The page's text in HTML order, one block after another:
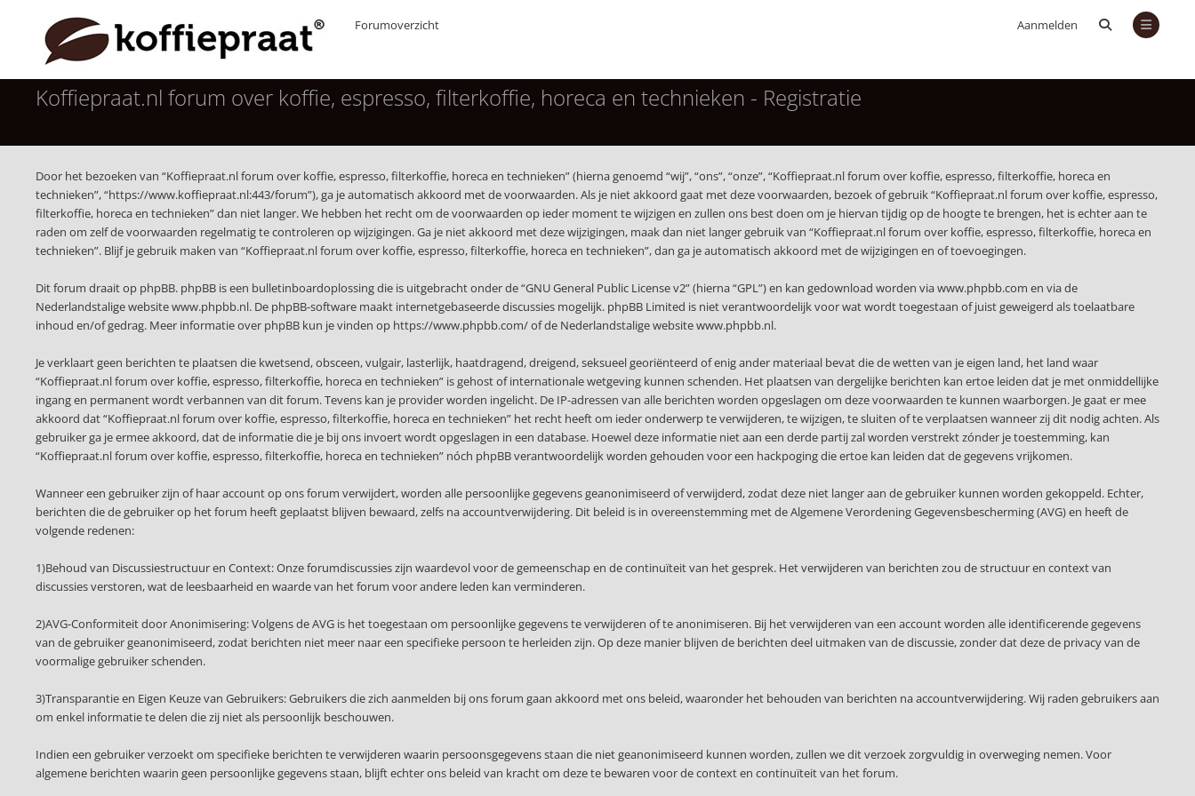
Aanmelden
Forumoverzicht
Koffiepraat.nl forum over koffie, espresso, filterkoffie, horeca en technieken - Registratie
Door het bezoeken van “Koffiepraat.nl forum over koffie, espresso, filterkoffie, horeca en technieken” (hierna genoemd “wij”, “ons”, “onze”, “Koffiepraat.nl forum over koffie, espresso, filterkoffie, horeca en
technieken”, “https://www.koffiepraat.nl:443/forum”), ga je automatisch akkoord met de voorwaarden. Als je niet akkoord gaat met deze voorwaarden, bezoek of gebruik “Koffiepraat.nl forum over koffie, espresso,
filterkoffie, horeca en technieken” dan niet langer. We hebben het recht om de voorwaarden op ieder moment te wijzigen en zullen ons best doen om je hiervan tijdig op de hoogte te brengen, het is echter aan te
raden om zelf de voorwaarden regelmatig te controleren op wijzigingen. Ga je niet akkoord met deze wijzigingen, maak dan niet langer gebruik van “Koffiepraat.nl forum over koffie, espresso, filterkoffie, horeca en
technieken”. Blijf je gebruik maken van “Koffiepraat.nl forum over koffie, espresso, filterkoffie, horeca en technieken”, dan ga je automatisch akkoord met de wijzigingen en of toevoegingen.
Dit forum draait op phpBB. phpBB is een bulletinboardoplossing die is uitgebracht onder de “GNU General Public License v2” (hierna “GPL”) en kan gedownload worden viawww.phpbb.com en via de
Nederlandstalige websitewww.phpbb.nl. De phpBB-software maakt internetgebaseerde discussies mogelijk. phpBB Limited is niet verantwoordelijk voor wat wordt toegestaan of juist geweigerd als toelaatbare
inhoud en/of gedrag. Meer informatie over phpBB kun je vinden op https://www.phpbb.com/of de Nederlandstalige websitewww.phpbb.nl.
Je verklaart geen berichten te plaatsen die kwetsend, obsceen, vulgair, lasterlijk, haatdragend, dreigend, seksueel georiënteerd of enig ander materiaal bevat die de wetten van je eigen land, het land waar
“Koffiepraat.nl forum over koffie, espresso, filterkoffie, horeca en technieken” is gehost of internationale wetgeving kunnen schenden. Het plaatsen van dergelijke berichten kan ertoe leiden dat je met onmiddellijke
ingang en permanent wordt verbannen van dit forum. Tevens kan je provider worden ingelicht. De IP-adressen van alle berichten worden opgeslagen om deze voorwaarden te kunnen waarborgen. Je gaat er mee
akkoord dat “Koffiepraat.nl forum over koffie, espresso, filterkoffie, horeca en technieken” het recht heeft om ieder onderwerp te verwijderen, te wijzigen, te sluiten of te verplaatsen wanneer zij dit nodig achten. Als
gebruiker ga je ermee akkoord, dat de informatie die je bij ons invoert wordt opgeslagen in een database. Hoewel deze informatie niet aan een derde partij zal worden verstrekt zónder je toestemming, kan
“Koffiepraat.nl forum over koffie, espresso, filterkoffie, horeca en technieken” nóch phpBB verantwoordelijk worden gehouden voor een hackpoging die ertoe kan leiden dat de gegevens vrijkomen.
Wanneer een gebruiker zijn of haar account op ons forum verwijdert, worden alle persoonlijke gegevens geanonimiseerd of verwijderd, zodat deze niet langer aan de gebruiker kunnen worden gekoppeld. Echter,
berichten die de gebruiker op het forum heeft geplaatst blijven bewaard, zelfs na accountverwijdering. Dit beleid is in overeenstemming met de Algemene Verordening Gegevensbescherming (AVG) en heeft de
volgende redenen:
1)Behoud van Discussiestructuur en Context: Onze forumdiscussies zijn waardevol voor de gemeenschap en de continuïteit van het gesprek. Het verwijderen van berichten zou de structuur en context van
discussies verstoren, wat de leesbaarheid en waarde van het forum voor andere leden kan verminderen.
2)AVG-Conformiteit door Anonimisering: Volgens de AVG is het toegestaan om persoonlijke gegevens te verwijderen of te anonimiseren. Bij het verwijderen van een account worden alle identificerende gegevens
van de gebruiker geanonimiseerd, zodat berichten niet meer naar een specifieke persoon te herleiden zijn. Op deze manier blijven de berichten deel uitmaken van de discussie, zonder dat deze de privacy van de
voormalige gebruiker schenden.
3)Transparantie en Eigen Keuze van Gebruikers: Gebruikers die zich aanmelden bij ons forum gaan akkoord met ons beleid, waaronder het behouden van berichten na accountverwijdering. Wij raden gebruikers aan
om enkel informatie te delen die zij niet als persoonlijk beschouwen.
Indien een gebruiker verzoekt om specifieke berichten te verwijderen waarin persoonsgegevens staan die niet geanonimiseerd kunnen worden, zullen we dit verzoek zorgvuldig in overweging nemen. Voor
algemene berichten waarin geen persoonlijke gegevens staan, blijft echter ons beleid van kracht om deze te bewaren voor de context en continuïteit van het forum.